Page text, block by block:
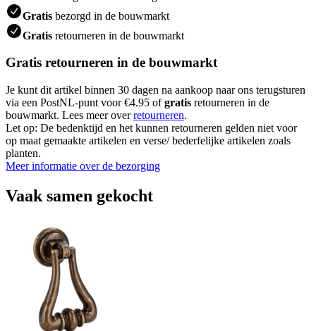
Gratis bezorgd in de bouwmarkt
Gratis retourneren in de bouwmarkt
Gratis retourneren in de bouwmarkt
Je kunt dit artikel binnen 30 dagen na aankoop naar ons terugsturen
via een PostNL-punt voor €4.95 ofgratis retourneren in de
bouwmarkt. Lees meer overretourneren.
Let op: De bedenktijd en het kunnen retourneren gelden niet voor
op maat gemaakte artikelen en verse/ bederfelijke artikelen zoals
planten.
Meer informatie over de bezorging
Vaak samen gekocht